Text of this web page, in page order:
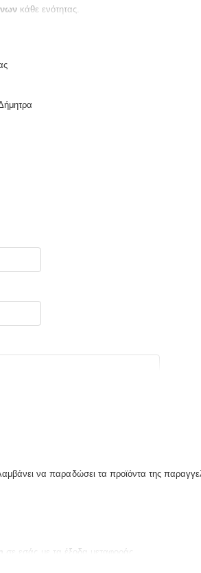
κάθε ενότητας.
δίνονται στο τέλος του βιβλίου.
να παραδώσει τα προϊόντα της
σε εσάς με τα έξοδα μεταφοράς.